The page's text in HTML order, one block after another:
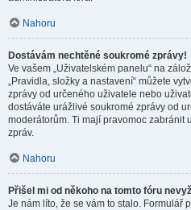
Nahoru
Dostávám nechtěné soukromé zprávy!
Ve vašem „Uživatelském panelu“ na
„Pravidla, složky a nastavení“ můžete
zprávy od určeného uživatele nebo
dostáváte urážlivé soukromé zprávy od
moderátorům. Ti mají pravomoc zabránit
zpráv.
Nahoru
Přišel mi od někoho na tomto fóru
Je nám líto, že se vám to stalo. Formulář